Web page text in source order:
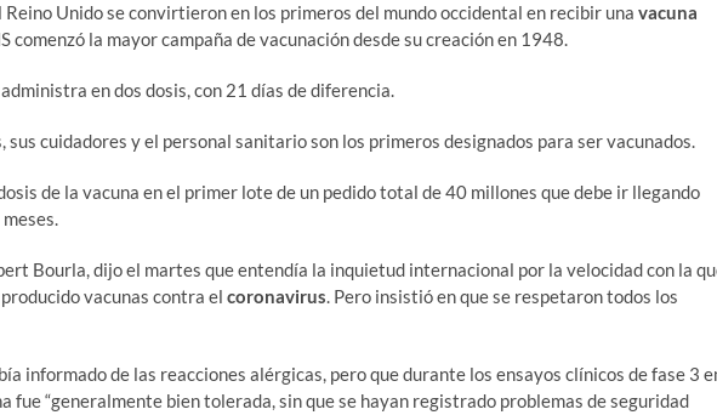
Unido se convirtieron en los primeros del mundo occidental en recibir una vacuna
comenzó la mayor campaña de vacunación desde su creación en 1948.
en dos dosis, con 21 días de diferencia.
sus cuidadores y el personal sanitario son los primeros designados para ser vacunados.
de la vacuna en el primer lote de un pedido total de 40 millones que debe ir llegando
Bourla, dijo el martes que entendía la inquietud internacional por la velocidad con la
vacunas contra el coronavirus. Pero insistió en que se respetaron todos los
informado de las reacciones alérgicas, pero que durante los ensayos clínicos de fase 3
fue “generalmente bien tolerada, sin que se hayan registrado problemas de seguridad